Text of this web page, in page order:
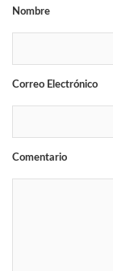
Nombre
Correo Electrónico
Comentario